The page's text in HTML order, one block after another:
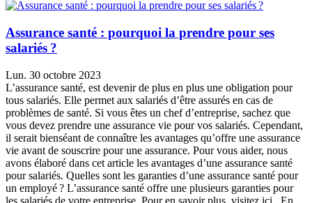
Assurance santé : pourquoi la prendre pour ses
salariés ?
Lun. 30 octobre 2023
L’assurance santé, est devenir de plus en plus une obligation pour
tous salariés. Elle permet aux salariés d’être assurés en cas de
problèmes de santé. Si vous êtes un chef d’entreprise, sachez que
vous devez prendre une assurance vie pour vos salariés. Cependant,
il serait bienséant de connaître les avantages qu’offre une assurance
vie avant de souscrire pour une assurance. Pour vous aider, nous
avons élaboré dans cet article les avantages d’une assurance santé
pour salariés. Quelles sont les garanties d’une assurance santé pour
un employé ? L’assurance santé offre une plusieurs garanties pour
les salariés de votre entreprise. Pour en savoir plus, visitez ici . En